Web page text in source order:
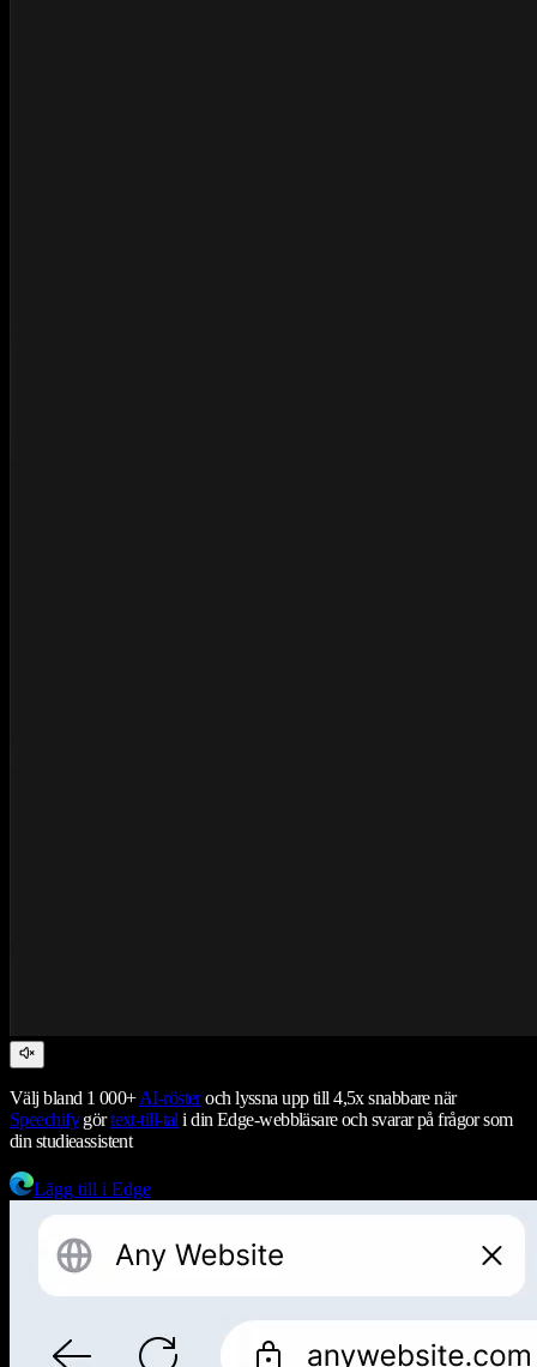
Välj bland 1 000+AI-rösteroch lyssna upp till 4,5x snabbare när
Speechifygörtext-till-tal i din Edge-webbläsare och svarar på frågor som
din studieassistent
Lägg till i Edge